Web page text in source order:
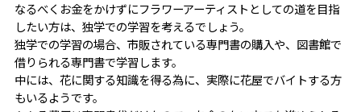
なるべくお金をかけずにフラワーアーティストとしての道を目指
したい方は、独学での学習を考えるでしょう。
独学での学習の場合、市販されている専門書の購入や、図書館で
借りられる専門書で学習します。
中には、花に関する知識を得る為に、実際に花屋でバイトする方
もいるようです。